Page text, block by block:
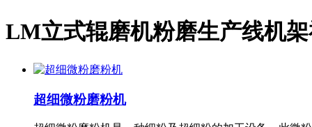
LM立式辊磨机粉磨生产线机
超细微粉磨粉机